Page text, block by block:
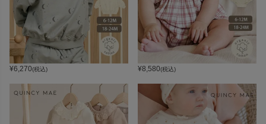
¥6,270(税込) ¥8,580(税込)